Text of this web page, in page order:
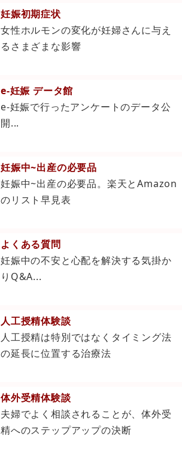
妊娠初期症状
女性ホルモンの変化が妊婦さんに与え
るさまざまな影響
e-妊娠 データ館
e-妊娠で行ったアンケートのデータ公
開...
妊娠中~出産の必要品
妊娠中~出産の必要品。楽天とAmazon
のリスト早見表
よくある質問
妊娠中の不安と心配を解決する気掛か
りQ&A...
人工授精体験談
人工授精は特別ではなくタイミング法
の延長に位置する治療法
体外受精体験談
夫婦でよく相談されることが、体外受
精へのステップアップの決断